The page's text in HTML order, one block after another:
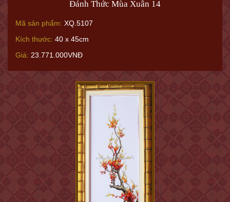
Đánh Thức Mùa Xuân 14
Mã sản phẩm: XQ.5107
Kích thước: 40 x 45cm
Giá: 23.771.000VNĐ